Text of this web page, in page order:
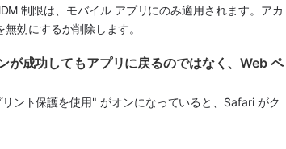
制限は、モバイル アプリにのみ適用されます。アカ
効にするか削除します。
が成功してもアプリに戻るのではなく、Web ペ
ント保護を使用" がオンになっていると、Safari がク